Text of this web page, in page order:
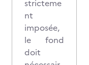
stricteme
nt
imposée,
le fond
doit